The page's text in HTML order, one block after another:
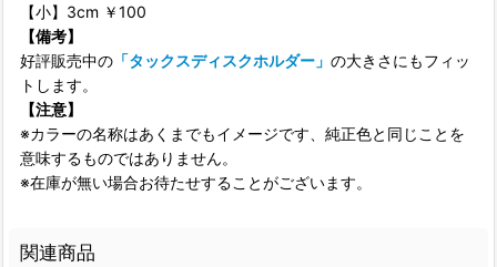
【小】3cm ￥100
【備考】
好評販売中の 「タックスディスクホルダー」 の大きさにもフィッ
トします。
【注意】
※カラーの名称はあくまでもイメージです、純正色と同じことを
意味するものではありません。
※在庫が無い場合お待たせすることがございます。
関連商品